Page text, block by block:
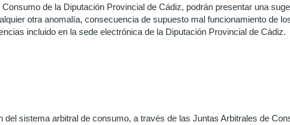
de la Diputación Provincial de Cádiz, podrán presentar una
otra anomalía, consecuencia de supuesto mal funcionamiento de
incluido en la sede electrónica de la Diputación Provincial de Cádiz.
sistema arbitral de consumo, a través de las Juntas Arbitrales de